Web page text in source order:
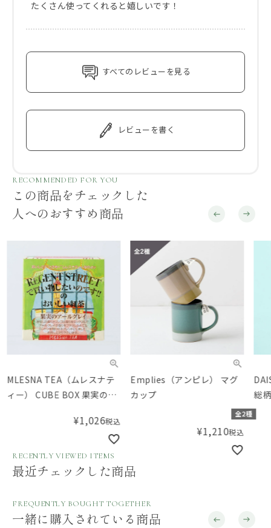
たくさん使ってくれると嬉しいです！
すべてのレビューを見る
レビューを書く
RECOMMENDED FOR YOU
この商品をチェックした
人へのおすすめ商品
MLESNA TEA（ムレスナテ
ィー） CUBE BOX 果実のア
¥1,026税込
Emplies（アンピレ） マグ
カップ
全2種
¥1,210税込
総
RECENTLY VIEWED ITEMS
最近チェックした商品
FREQUENTLY BOUGHT TOGETHER
一緒に購入されている商品